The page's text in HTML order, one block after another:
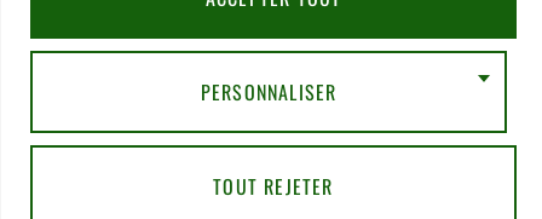
PERSONNALISER
TOUT REJETER